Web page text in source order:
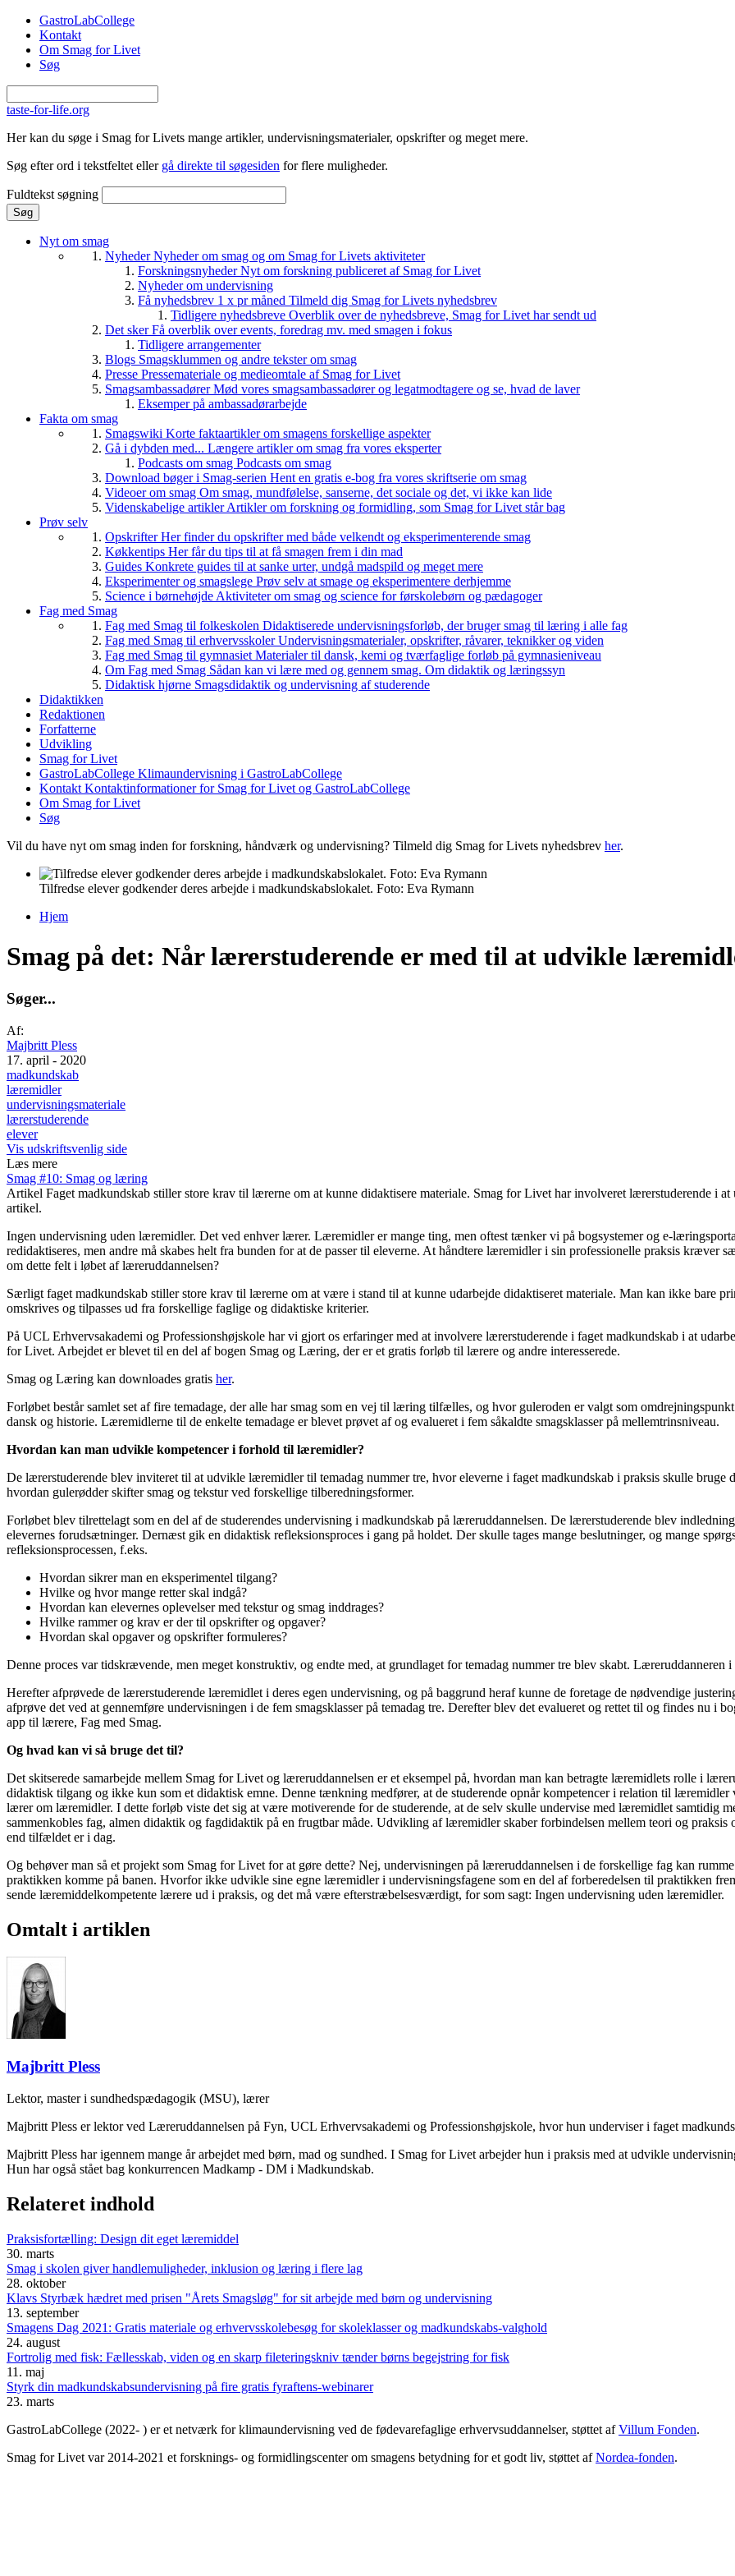
Gå til hovedindhold
GastroLabCollege
Kontakt
Om Smag for Livet
Søg
taste-for-life.org
Her kan du søge i Smag for Livets mange artikler, undervisningsmaterialer, opskrifter og meget mere.
Søg efter ord i tekstfeltet eller gå direkte til søgesiden for flere muligheder.
Fuldtekst søgning
Nyt om smag
NyhederNyheder om smag og om Smag for Livets aktiviteter
ForskningsnyhederNyt om forskning publiceret af Smag for Livet
Nyheder om undervisning
Få nyhedsbrev 1 x pr måned Tilmeld dig Smag for Livets nyhedsbrev
Tidligere nyhedsbreve Overblik over de nyhedsbreve, Smag for Livet har sendt ud
Det skerFå overblik over events, foredrag mv. med smagen i fokus
Tidligere arrangementer
Blogs Smagsklummen og andre tekster om smag
Presse Pressemateriale og medieomtale af Smag for Livet
SmagsambassadørerMød vores smagsambassadører og legatmodtagere og se, hvad de laver
Eksemper på ambassadørarbejde
Fakta om smag
Smagswiki Korte faktaartikler om smagens forskellige aspekter
Gå i dybden med... Længere artikler om smag fra vores eksperter
Podcasts om smag Podcasts om smag
Download bøger i Smag-serien Hent en gratis e-bog fra vores skriftserie om smag
Videoer om smag Om smag, mundfølelse, sanserne, det sociale og det, vi ikke kan lide
Videnskabelige artiklerArtikler om forskning og formidling, som Smag for Livet står bag
Prøv selv
OpskrifterHer finder du opskrifter med både velkendt og eksperimenterende smag
Køkkentips Her får du tips til at få smagen frem i din mad
Guides Konkrete guides til at sanke urter, undgå madspild og meget mere
Eksperimenter og smagslege Prøv selv at smage og eksperimentere derhjemme
Science i børnehøjde Aktiviteter om smag og science for førskolebørn og pædagoger
Fag med Smag
Fag med Smag til folkeskolen Didaktiserede undervisningsforløb, der bruger smag til læring i alle fag
Fag med Smag til erhvervsskolerUndervisningsmaterialer, opskrifter, råvarer, teknikker og viden
Fag med Smag til gymnasiet Materialer til dansk, kemi og tværfaglige forløb på gymnasieniveau
Om Fag med Smag Sådan kan vi lære med og gennem smag. Om didaktik og læringssyn
Didaktisk hjørne Smagsdidaktik og undervisning af studerende
Didaktikken
Redaktionen
Forfatterne
Udvikling
Smag for Livet
GastroLabCollege Klimaundervisning i GastroLabCollege
Kontakt Kontaktinformationer for Smag for Livet og GastroLabCollege
Om Smag for Livet
Søg
Vil du have nyt om smag inden for forskning, håndværk og undervisning? Tilmeld dig Smag for Livets nyhedsbrev her.
Tilfredse elever godkender deres arbejde i madkundskabslokalet. Foto: Eva Rymann
Hjem
Smag på det: Når lærerstuderende er med til at udvikle
Søger...
Af:
Majbritt Pless
17. april - 2020
madkundskab
læremidler
undervisningsmateriale
lærerstuderende
elever
Vis udskriftsvenlig side
Læs mere
Smag #10: Smag og læring
Artikel Faget madkundskab stiller store krav til lærerne om at kunne didaktisere materiale. Smag for Livet har involveret lærerstuderende i
artikel.
Ingen undervisning uden læremidler. Det ved enhver lærer. Læremidler er mange ting, men oftest tænker vi på bogsystemer og e-
redidaktiseres, men andre må skabes helt fra bunden for at de passer til eleverne. At håndtere læremidler i sin professionelle praksis kræver
om dette felt i løbet af læreruddannelsen?
Særligt faget madkundskab stiller store krav til lærerne om at være i stand til at kunne udarbejde didaktiseret materiale. Man kan ikke bare
omskrives og tilpasses ud fra forskellige faglige og didaktiske kriterier.
På UCL Erhvervsakademi og Professionshøjskole har vi gjort os erfaringer med at involvere lærerstuderende i faget madkundskab i at
for Livet. Arbejdet er blevet til en del af bogen Smag og Læring, der er et gratis forløb til lærere og andre interesserede.
Smag og Læring kan downloades gratis her.
Forløbet består samlet set af fire temadage, der alle har smag som en vej til læring tilfælles, og hvor guleroden er valgt som
dansk og historie. Læremidlerne til de enkelte temadage er blevet prøvet af og evalueret i fem såkaldte smagsklasser på mellemtrinsniveau.
Hvordan kan man udvikle kompetencer i forhold til læremidler?
De lærerstuderende blev inviteret til at udvikle læremidler til temadag nummer tre, hvor eleverne i faget madkundskab i praksis skulle bruge
hvordan gulerødder skifter smag og tekstur ved forskellige tilberedningsformer.
Forløbet blev tilrettelagt som en del af de studerendes undervisning i madkundskab på læreruddannelsen. De lærerstuderende blev
elevernes forudsætninger. Dernæst gik en didaktisk refleksionsproces i gang på holdet. Der skulle tages mange beslutninger, og mange
refleksionsprocessen, f.eks.
Hvordan sikrer man en eksperimentel tilgang?
Hvilke og hvor mange retter skal indgå?
Hvordan kan elevernes oplevelser med tekstur og smag inddrages?
Hvilke rammer og krav er der til opskrifter og opgaver?
Hvordan skal opgaver og opskrifter formuleres?
Denne proces var tidskrævende, men meget konstruktiv, og endte med, at grundlaget for temadag nummer tre blev skabt. Læreruddanneren
Herefter afprøvede de lærerstuderende læremidlet i deres egen undervisning, og på baggrund heraf kunne de foretage de nødvendige
afprøve det ved at gennemføre undervisningen i de fem smagsklasser på temadag tre. Derefter blev det evalueret og rettet til og findes nu i
app til lærere, Fag med Smag.
Og hvad kan vi så bruge det til?
Det skitserede samarbejde mellem Smag for Livet og læreruddannelsen er et eksempel på, hvordan man kan betragte læremidlets rolle i
didaktisk tilgang og ikke kun som et didaktisk emne. Denne tænkning medfører, at de studerende opnår kompetencer i relation til
lærer om læremidler. I dette forløb viste det sig at være motiverende for de studerende, at de selv skulle undervise med læremidlet samtidig
sammenkobles fag, almen didaktik og fagdidaktik på en frugtbar måde. Udvikling af læremidler skaber forbindelsen mellem teori og
end tilfældet er i dag.
Og behøver man så et projekt som Smag for Livet for at gøre dette? Nej, undervisningen på læreruddannelsen i de forskellige fag kan
praktikken komme på banen. Hvorfor ikke udvikle sine egne læremidler i undervisningsfagene som en del af forberedelsen til praktikken
sende læremiddelkompetente lærere ud i praksis, og det må være efterstræbelsesværdigt, for som sagt: Ingen undervisning uden læremidler.
Omtalt i artiklen
Majbritt Pless
Lektor, master i sundhedspædagogik (MSU), lærer
Majbritt Pless er lektor ved Læreruddannelsen på Fyn, UCL Erhvervsakademi og Professionshøjskole, hvor hun underviser i faget
Majbritt Pless har igennem mange år arbejdet med børn, mad og sundhed. I Smag for Livet arbejder hun i praksis med at udvikle
Hun har også stået bag konkurrencen Madkamp - DM i Madkundskab.
Relateret indhold
Praksisfortælling: Design dit eget læremiddel
30. marts
Smag i skolen giver handlemuligheder, inklusion og læring i flere lag
28. oktober
Klavs Styrbæk hædret med prisen "Årets Smagsløg" for sit arbejde med børn og undervisning
13. september
Smagens Dag 2021: Gratis materiale og erhvervsskolebesøg for skoleklasser og madkundskabs-valghold
24. august
Fortrolig med fisk: Fællesskab, viden og en skarp fileteringskniv tænder børns begejstring for fisk
11. maj
Styrk din madkundskabsundervisning på fire gratis fyraftens-webinarer
23. marts
GastroLabCollege (2022- ) er et netværk for klimaundervisning ved de fødevarefaglige erhvervsuddannelser, støttet afVillum Fonden.
Smag for Livet var 2014-2021 et forsknings- og formidlingscenter om smagens betydning for et godt liv, støttet afNordea-fonden.